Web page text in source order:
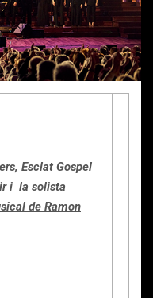
Esclat Gospel
i la solista
de Ramon